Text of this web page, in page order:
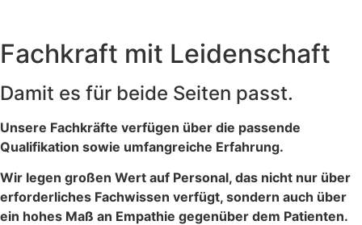
Fachkraft mit Leidenschaft
Damit es für beide Seiten passt.
Unsere Fachkräfte verfügen über die passende
Qualifikation sowie umfangreiche Erfahrung.
Wir legen großen Wert auf Personal, das nicht nur über
erforderliches Fachwissen verfügt, sondern auch über
ein hohes Maß an Empathie gegenüber dem Patienten.